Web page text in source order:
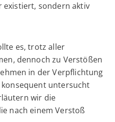
existiert, sondern aktiv
es, trotz aller
dennoch zu Verstößen
in der Verpflichtung
untersucht
wir die
nach einem Verstoß